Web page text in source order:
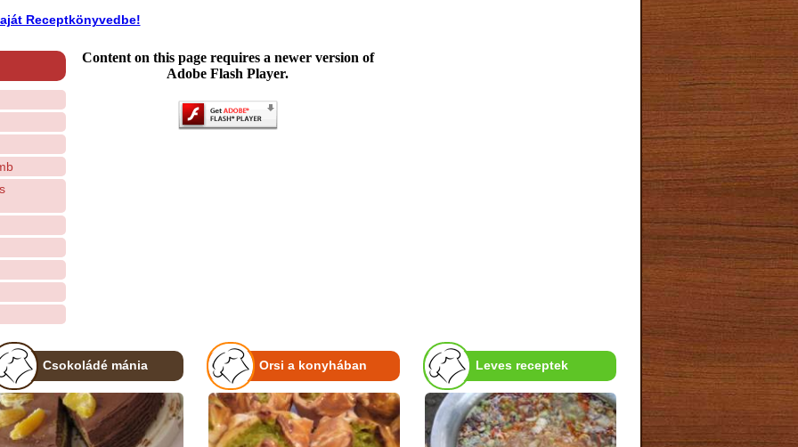
Receptkönyvedbe!
Content on this page requires a newer version of
Adobe Flash Player.
Csokoládé mánia Orsi a konyhában Leves receptek